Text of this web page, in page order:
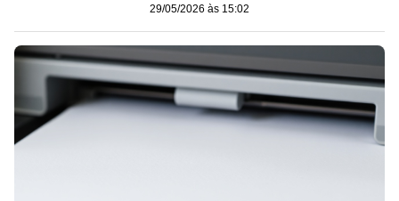
29/05/2026 às 15:02